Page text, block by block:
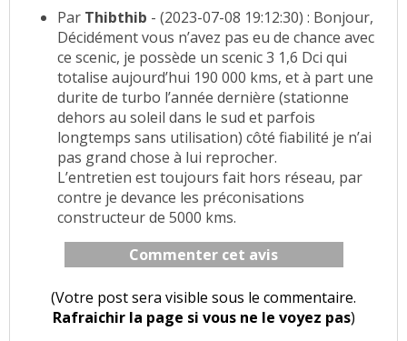
Par Thibthib - (2023-07-08 19:12:30) : Bonjour,
Décidément vous n’avez pas eu de chance avec
ce scenic, je possède un scenic 3 1,6 Dci qui
totalise aujourd’hui 190 000 kms, et à part une
durite de turbo l’année dernière (stationne
dehors au soleil dans le sud et parfois
longtemps sans utilisation) côté fiabilité je n’ai
pas grand chose à lui reprocher.
L’entretien est toujours fait hors réseau, par
contre je devance les préconisations
constructeur de 5000 kms.
Commenter cet avis
(Votre post sera visible sous le commentaire.
Rafraichir la page si vous ne le voyez pas)